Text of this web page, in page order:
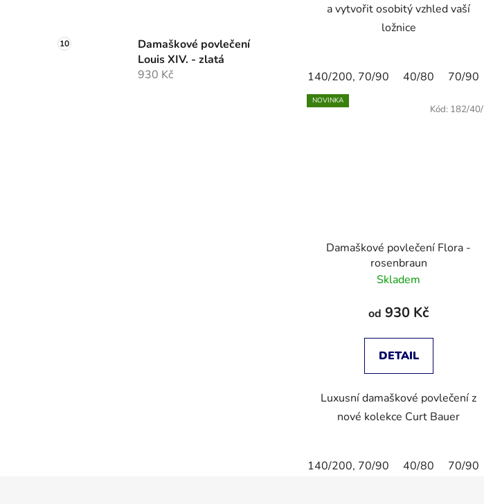
Damaškové povlečení
Louis XIV. - zlatá
930 Kč
a vytvořit osobitý vzhled vaší
ložnice
140/200, 70/90 40/80 70/90
NOVINKA
Damaškové povlečení Flora -
rosenbraun
Skladem
od 930 Kč
DETAIL
Luxusní damaškové povlečení z
nové kolekce Curt Bauer
140/200, 70/90 40/80 70/90
Kód: 182/40/